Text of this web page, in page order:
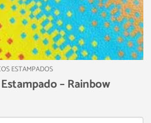
ESTAMPADOS
– Rainbow